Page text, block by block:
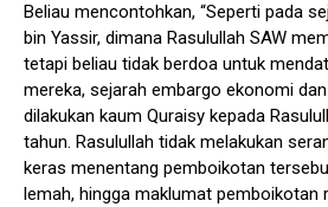
Beliau mencontohkan, “Seperti pada
bin Yassir, dimana Rasulullah SAW
tetapi beliau tidak berdoa untuk
mereka, sejarah embargo ekonomi
dilakukan kaum Quraisy kepada
tahun. Rasulullah tidak melakukan
keras menentang pemboikotan
lemah, hingga maklumat pemboikotan